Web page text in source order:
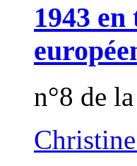
1943
n°8 de